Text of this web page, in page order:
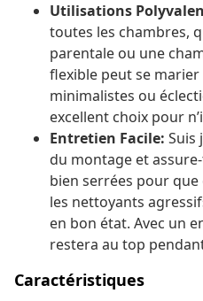
Utilisations
toutes les chambres,
parentale ou une
flexible peut se marier
minimalistes ou
excellent choix pour
Entretien Facile: Suis
du montage et
bien serrées pour que
les nettoyants
en bon état. Avec un
restera au top
Caractéristiques